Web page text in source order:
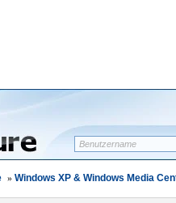
» Windows XP & Windows Media